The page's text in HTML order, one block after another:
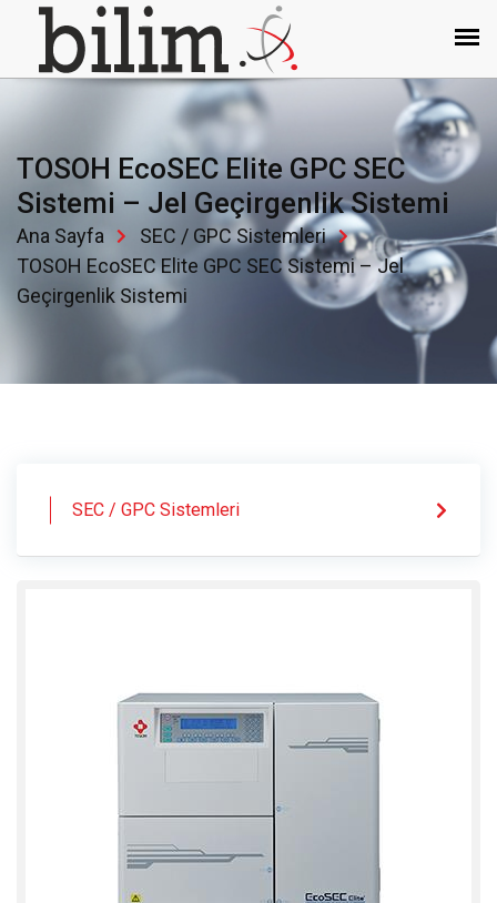
TOSOH EcoSEC Elite GPC SEC
Sistemi – Jel Geçirgenlik Sistemi
Ana Sayfa
SEC / GPC Sistemleri
TOSOH EcoSEC Elite GPC SEC Sistemi – Jel
Geçirgenlik Sistemi
SEC / GPC Sistemleri